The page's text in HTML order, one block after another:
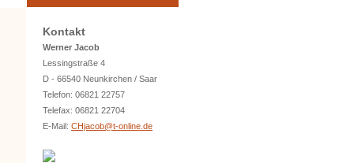
Kontakt
Werner Jacob
Lessingstraße 4
D - 66540 Neunkirchen / Saar
Telefon: 06821 22757
Telefax: 06821 22704
E-Mail: CHjacob@t-online.de